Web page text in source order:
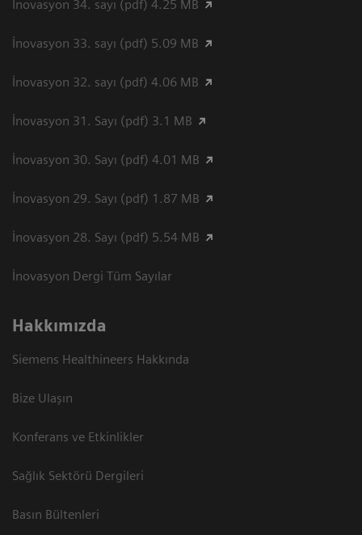
İnovasyon 34. sayı (pdf) 4.25 MB
İnovasyon 33. sayı (pdf) 5.09 MB
İnovasyon 32. sayı (pdf) 4.06 MB
İnovasyon 31. Sayı (pdf) 3.1 MB
İnovasyon 30. Sayı (pdf) 4.01 MB
İnovasyon 29. Sayı (pdf) 1.87 MB
İnovasyon 28. Sayı (pdf) 5.54 MB
İnovasyon Dergi Tüm Sayılar
Hakkımızda
Siemens Healthineers Hakkında
Bize Ulaşın
Konferans ve Etkinlikler
Sağlık Sektörü Dergileri
Basın Bültenleri